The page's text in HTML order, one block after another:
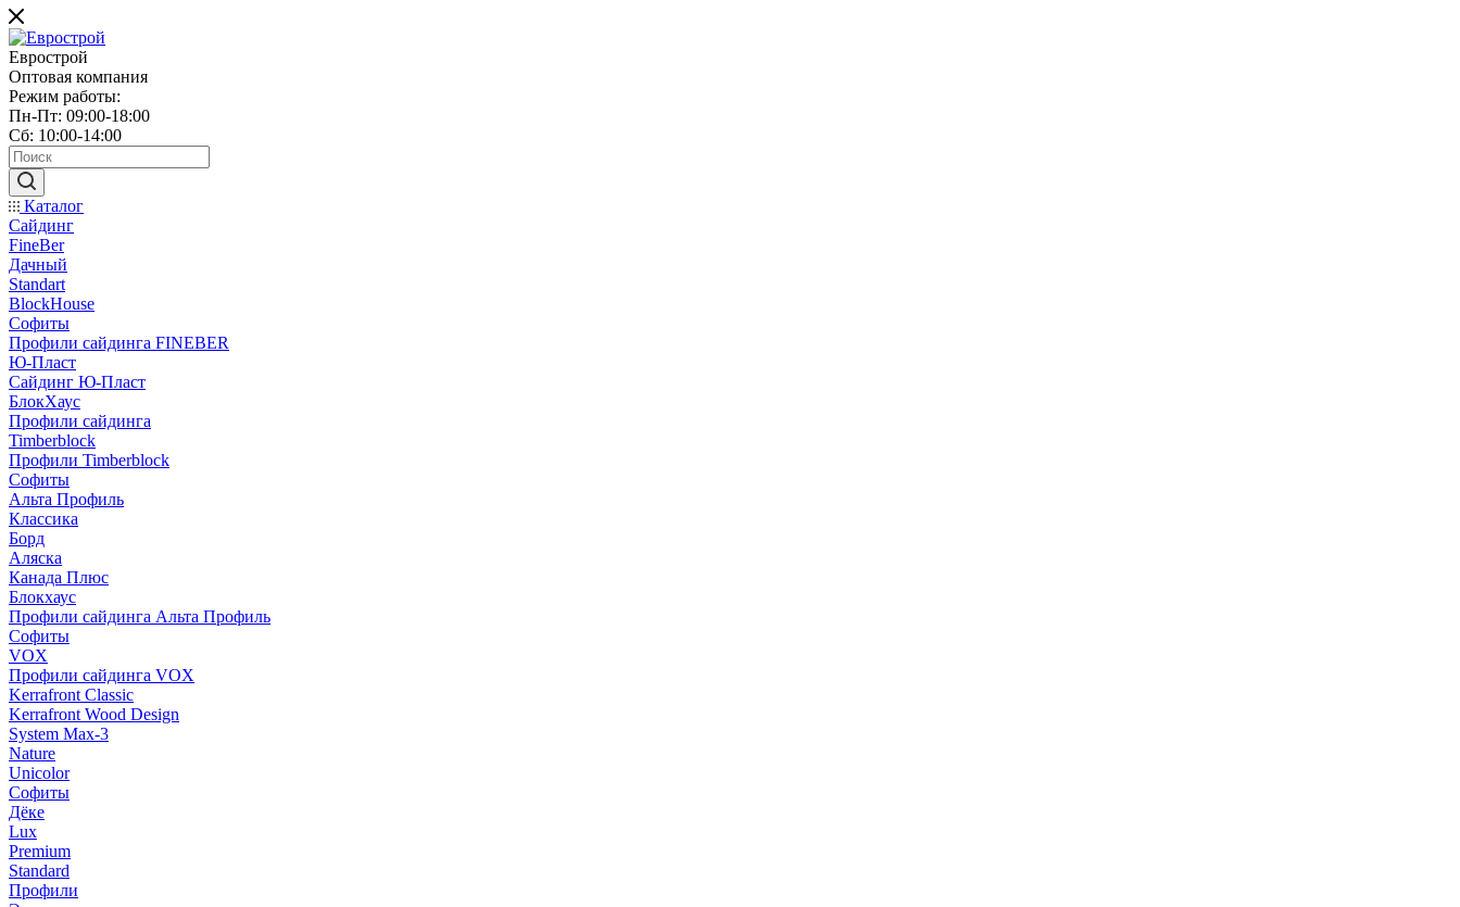
Еврострой
Оптовая компания
Режим работы:
Пн-Пт: 09:00-18:00
Сб: 10:00-14:00
Каталог
Сайдинг
FineBer
Дачный
Standart
BlockHouse
Софиты
Профили сайдинга FINEBER
Ю-Пласт
Сайдинг Ю-Пласт
БлокХаус
Профили сайдинга
Timberblock
Профили Timberblock
Софиты
Альта Профиль
Классика
Борд
Аляска
Канада Плюс
Блокхаус
Профили сайдинга Альта Профиль
Софиты
VOX
Профили сайдинга VOX
Kerrafront Classic
Kerrafront Wood Design
System Max-3
Nature
Unicolor
Софиты
Дёке
Lux
Premium
Standard
Профили